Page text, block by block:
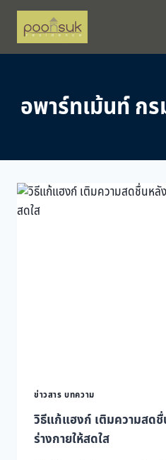
Skip
content
อพาร์ทเม้นท์ ก
ข่าวสาร บทความ
วิธีแก้แฮงก์ เติมความสด
ร่างกายให้สดใส